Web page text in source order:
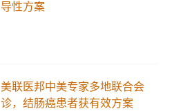
导性方案
美联医邦中美专家多地联合会
诊，结肠癌患者获有效方案